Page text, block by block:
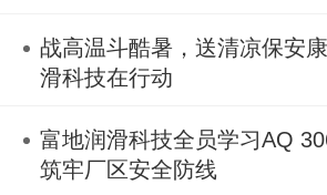
战高温斗酷暑，送清凉保安
滑科技在行动
富地润滑科技全员学习AQ
筑牢厂区安全防线